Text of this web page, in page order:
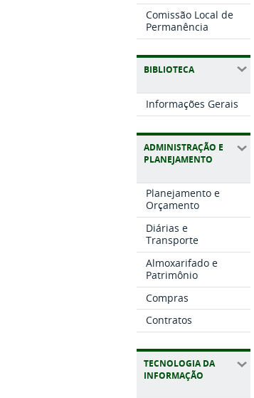
Comissão Local de
Permanência
BIBLIOTECA
Informações Gerais
ADMINISTRAÇÃO E
PLANEJAMENTO
Planejamento e
Orçamento
Diárias e
Transporte
Almoxarifado e
Patrimônio
Compras
Contratos
TECNOLOGIA DA
INFORMAÇÃO